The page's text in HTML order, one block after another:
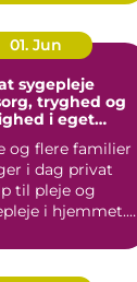
01. Jun
sygepleje
tryghed og
i eget
og flere familier
i dag privat
til pleje og
i hjemmet.